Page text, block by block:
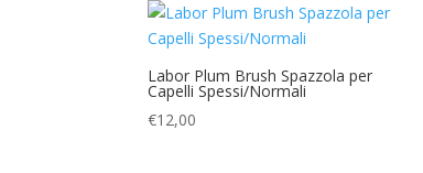
Labor Plum Brush Spazzola per
Capelli Spessi/Normali
€12,00